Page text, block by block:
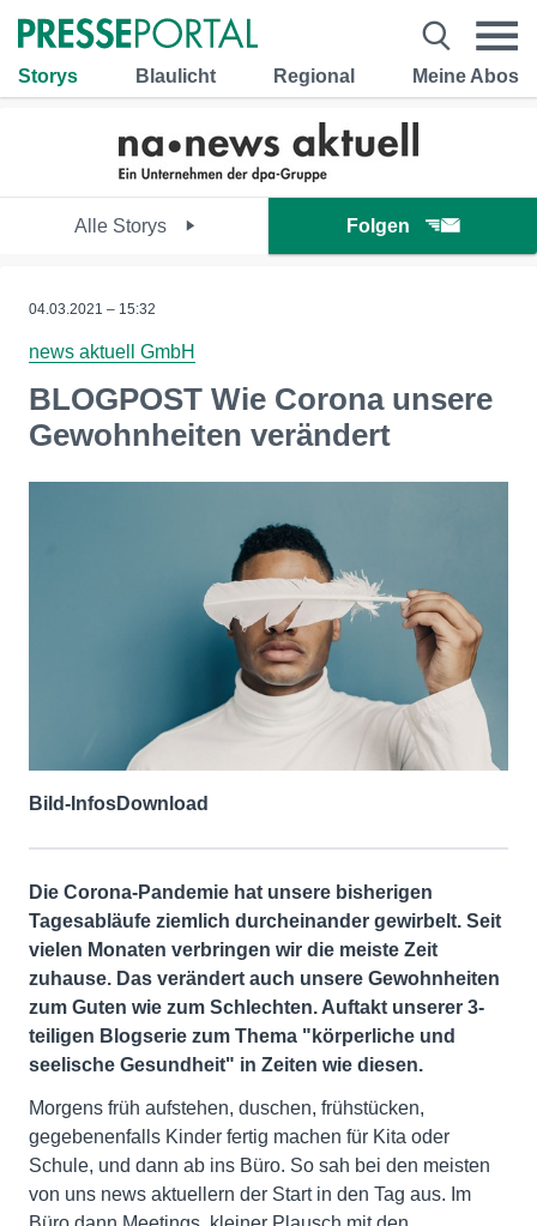
Storys Blaulicht Regional Meine Abos
Alle Storys Folgen
04.03.2021 – 15:32
news aktuell GmbH
BLOGPOST Wie Corona unsere
Gewohnheiten verändert
Bild-InfosDownload
Die Corona-Pandemie hat unsere bisherigen
Tagesabläufe ziemlich durcheinander gewirbelt. Seit
vielen Monaten verbringen wir die meiste Zeit
zuhause. Das verändert auch unsere Gewohnheiten
zum Guten wie zum Schlechten. Auftakt unserer 3-
teiligen Blogserie zum Thema "körperliche und
seelische Gesundheit" in Zeiten wie diesen.
Morgens früh aufstehen, duschen, frühstücken,
gegebenenfalls Kinder fertig machen für Kita oder
Schule, und dann ab ins Büro. So sah bei den meisten
von uns news aktuellern der Start in den Tag aus. Im